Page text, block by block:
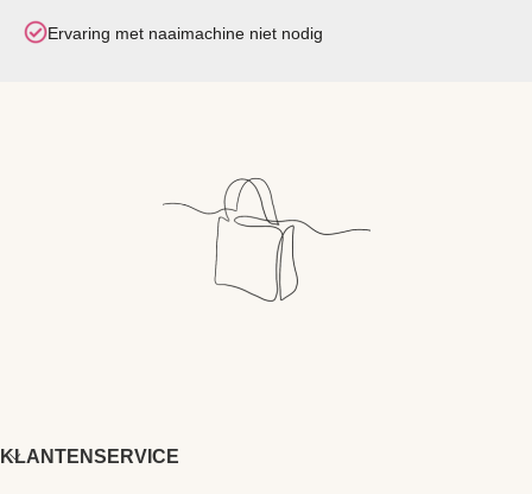
Ervaring met naaimachine niet nodig
KLANTENSERVICE